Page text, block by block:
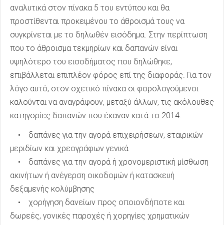
αναλυτικά στον πίνακα 5 του εντύπου και θα
προστίθενται προκειμένου το άθροισμά τους να
συγκρίνεται με το δηλωθέν εισόδημα. Στην περίπτωση
που το άθροισμα τεκμηρίων και δαπανών είναι
υψηλότερο του εισοδήματος που δηλώθηκε,
επιβάλλεται επιπλέον φόρος επί της διαφοράς. Για τον
λόγο αυτό, στον σχετικό πίνακα οι φορολογούμενοι
καλούνται να αναγράψουν, μεταξύ άλλων, τις ακόλουθες
κατηγορίες δαπανών που έκαναν κατά το 2014:
• δαπάνες για την αγορά επιχειρήσεων, εταιρικών
μεριδίων και χρεογράφων γενικά
• δαπάνες για την αγορά ή χρονομεριστική μίσθωση
ακινήτων ή ανέγερση οικοδομών ή κατασκευή
δεξαμενής κολύμβησης
• χορήγηση δανείων προς οποιονδήποτε και
δωρεές, γονικές παροχές ή χορηγίες χρηματικών